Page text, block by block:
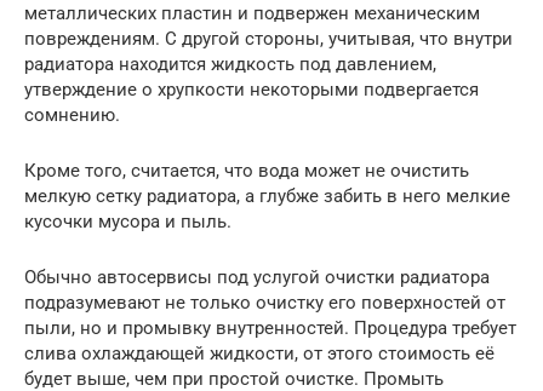
металлических пластин и подвержен механическим
повреждениям. С другой стороны, учитывая, что внутри
радиатора находится жидкость под давлением,
утверждение о хрупкости некоторыми подвергается
сомнению.
Кроме того, считается, что вода может не очистить
мелкую сетку радиатора, а глубже забить в него мелкие
кусочки мусора и пыль.
Обычно автосервисы под услугой очистки радиатора
подразумевают не только очистку его поверхностей от
пыли, но и промывку внутренностей. Процедура требует
слива охлаждающей жидкости, от этого стоимость её
будет выше, чем при простой очистке. Промыть